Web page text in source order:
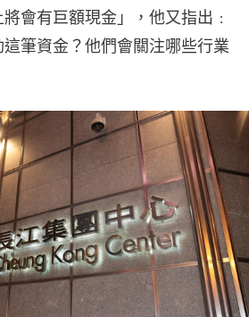
會有巨額現金」，他又指出﹕
這筆資金？他們會關注哪些行業